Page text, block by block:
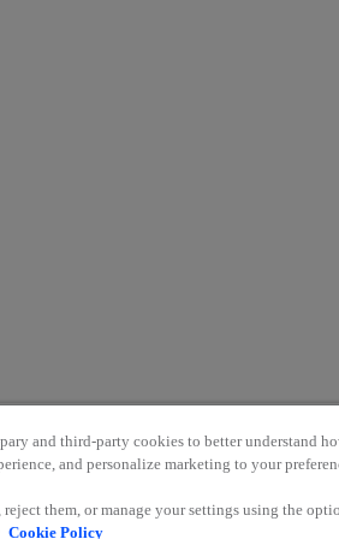
and third-party cookies to better understand
and personalize marketing to your
them, or manage your settings using the
Cookie Policy